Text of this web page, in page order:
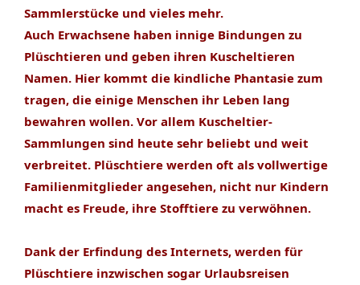
Sammlerstücke und vieles mehr.
Auch Erwachsene haben innige Bindungen zu
Plüschtieren und geben ihren Kuscheltieren
Namen. Hier kommt die kindliche Phantasie zum
tragen, die einige Menschen ihr Leben lang
bewahren wollen. Vor allem Kuscheltier-
Sammlungen sind heute sehr beliebt und weit
verbreitet. Plüschtiere werden oft als vollwertige
Familienmitglieder angesehen, nicht nur Kindern
macht es Freude, ihre Stofftiere zu verwöhnen.
Dank der Erfindung des Internets, werden für
Plüschtiere inzwischen sogar Urlaubsreisen